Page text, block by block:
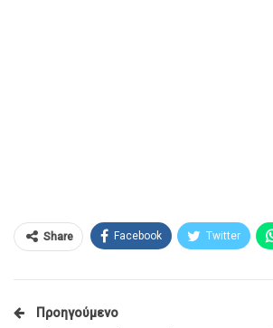
Share Facebook Twitter
Προηγούμενο